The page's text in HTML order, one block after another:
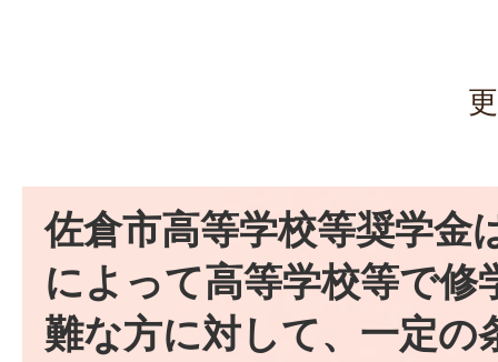
佐倉市高等学校等奨学金
によって高等学校等で修
難な方に対して、一定の